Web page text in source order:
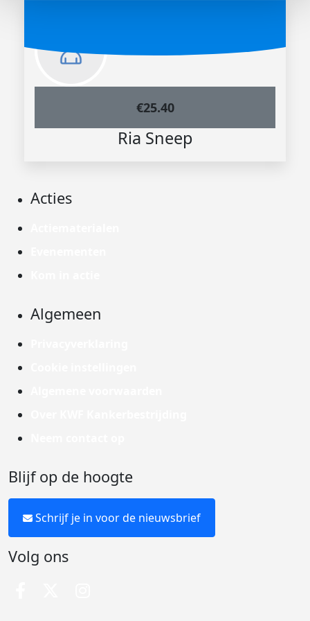
€25.40
Ria Sneep
Acties
Algemeen
Blijf op de hoogte
Schrijf je in voor de nieuwsbrief
Volg ons